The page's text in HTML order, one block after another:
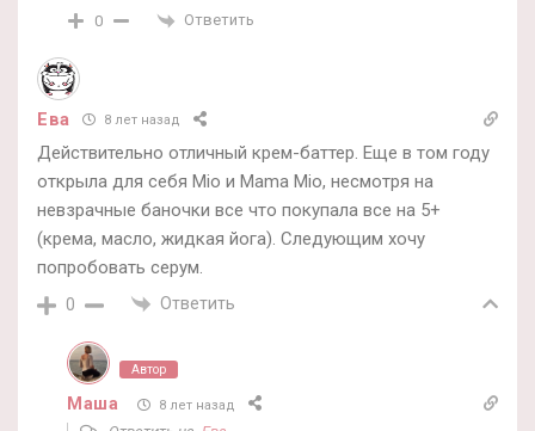
0 Ответить
Ева 8 лет назад
Действительно отличный крем-баттер. Еще в том году
открыла для себя Mio и Mama Mio, несмотря на
невзрачные баночки все что покупала все на 5+
(крема, масло, жидкая йога). Следующим хочу
попробовать серум.
0 Ответить
Автор
Маша 8 лет назад